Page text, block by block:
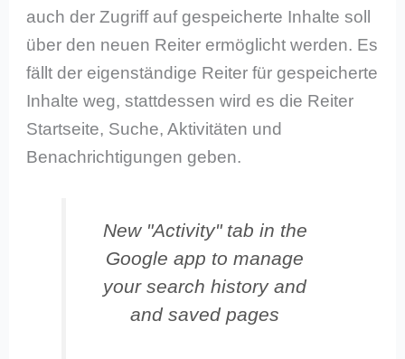
auch der Zugriff auf gespeicherte Inhalte soll
über den neuen Reiter ermöglicht werden. Es
fällt der eigenständige Reiter für gespeicherte
Inhalte weg, stattdessen wird es die Reiter
Startseite, Suche, Aktivitäten und
Benachrichtigungen geben.
New "Activity" tab in the
Google app to manage
your search history and
and saved pages